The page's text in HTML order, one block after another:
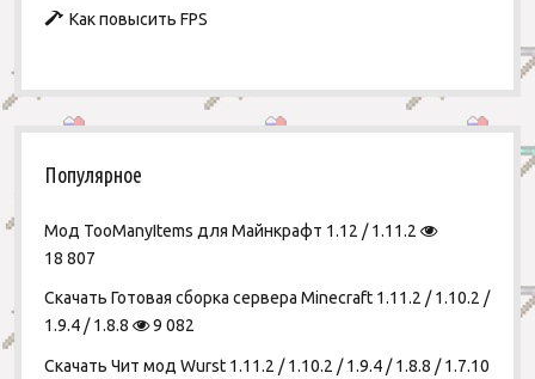
Как повысить FPS
Популярное
Мод TooManyItems для Майнкрафт 1.12 / 1.11.2
18 807
Скачать Готовая сборка сервера Minecraft 1.11.2 / 1.10.2 /
1.9.4 / 1.8.8
9 082
Скачать Чит мод Wurst 1.11.2 / 1.10.2 / 1.9.4 / 1.8.8 / 1.7.10